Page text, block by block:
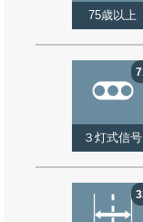
75歳以上
３灯式信号